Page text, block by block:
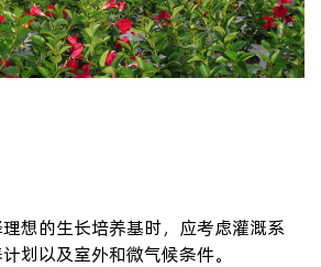
想的生长培养基时，应考虑灌溉系
划以及室外和微气候条件。